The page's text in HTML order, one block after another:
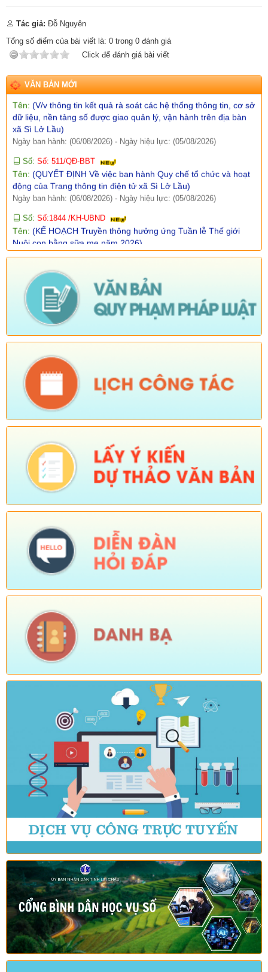
Tác giả: Đỗ Nguyên
Tổng số điểm của bài viết là: 0 trong 0 đánh giá
Click để đánh giá bài viết
VĂN BẢN MỚI
Tên:(V/v Rà soát các điểm dân cư có nguy cơ sạt lở và lập
phương án sơ tán khi cần thiết.)
Ngày ban hành: (07/08/2026) - Ngày hiệu lực: (06/08/2026)
Tên:(V/v thông tin kết quả rà soát các hệ thống thông tin, cơ sở
dữ liệu, nền tảng số được giao quản lý, vận hành trên địa bàn
xã Sì Lở Lầu)
Ngày ban hành: (06/08/2026) -Ngày hiệu lực: (05/08/2026)
Số:Số: 511/QĐ-BBT
động của Trang thông tin điện tử xã Sì Lở Lầu)
Ngày ban hành: (06/08/2026) - Ngày hiệu lực: (05/08/2026)
Số:Số:1844 /KH-UBND
Nuôi con bằng sữa mẹ năm 2026)
Ngày ban hành: (05/08/2026) -Ngày hiệu lực: (05/08/2026)
Số:Số:1840 /UBND-KT
quy định tại Điều 16 và khoản 3 Điều 124 Luật Đất đai)
Ngày ban hành: (05/08/2026) -Ngày hiệu lực: (04/08/2026)
(Mời dự Hội nghị Báo cáo viên cấp tỉnh thá)
Ngày ban hành: (05/08/2026)
Số: 1836/UBND-VP
Tên:(V/v triển khai thực hiện Nghị định số 265/2026/NĐ-CP và
Nghị định số 266/2026/NĐ-CP của Chính phủ về tiết kiệm,
chống lãng phí.)
Ngày ban hành: (05/08/2026)
Số:Số: 1839/KH-UBND
tháng cuối năm 2026 trên địa bàn xã Sì Lở Lầu)
Ngày ban hành: (05/08/2026) -Ngày hiệu lực: (04/08/2026)
Số: Số: 1721/KH-UBND
(KẾ HOẠCH Tổ chức Hội nghị tổng kết năm học 2025-
2026, triển khai nhiệm vụ năm học 2026-2027)